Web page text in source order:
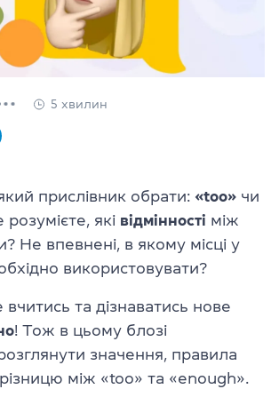
5 хвилин
прислівник обрати: «too» чи
розумієте, які відмінності між
Не впевнені, в якому місці у
використовувати?
та дізнаватись нове
! Тож в цьому блозі
значення, правила
між «too» та «enough».